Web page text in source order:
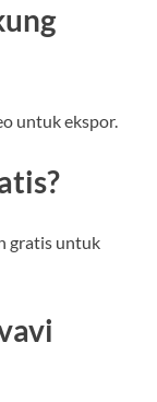
untuk ekspor.
gratis untuk